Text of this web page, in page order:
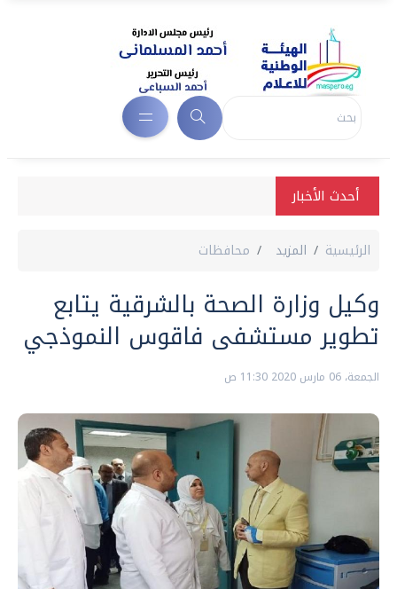
أحدث الأخبار
الرئيسية المزيد محافظات
وكيل وزارة الصحة بالشرقية يتابع
تطوير مستشفى فاقوس النموذجي
الجمعة، 06 مارس 2020 11:30 ص